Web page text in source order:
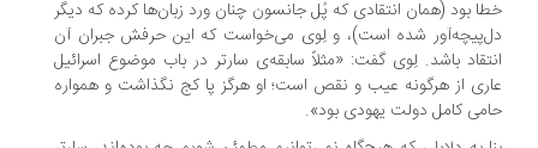
بود (همان انتقادی که پُل جانسون چنان ورد زبان‌ها کرده که دیگر
شده است)، و لِوی می‌خواست که این حرفش جبران آن
باشد. لِوی گفت: «مثلاً سابقه‌ی سارتر در باب موضوع اسرائیل
از هرگونه عیب و نقص است؛ او هرگز پا کج نگذاشت و همواره
کامل دولت یهودی بود».